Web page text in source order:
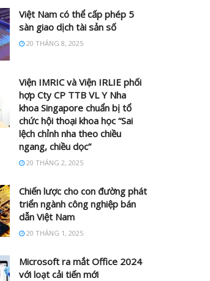
Việt Nam có thể cấp phép 5
sàn giao dịch tài sản số
20 THÁNG 8, 2025
Viện IMRIC và Viện IRLIE phối
hợp Cty CP TTB VL Y Nha
khoa Singapore chuẩn bị tổ
chức hội thoại khoa học “Sai
lệch chỉnh nha theo chiều
ngang, chiều dọc”
20 THÁNG 2, 2025
Chiến lược cho con đường phát
triển ngành công nghiệp bán
dẫn Việt Nam
20 THÁNG 1, 2025
Microsoft ra mắt Office 2024
với loạt cải tiến mới